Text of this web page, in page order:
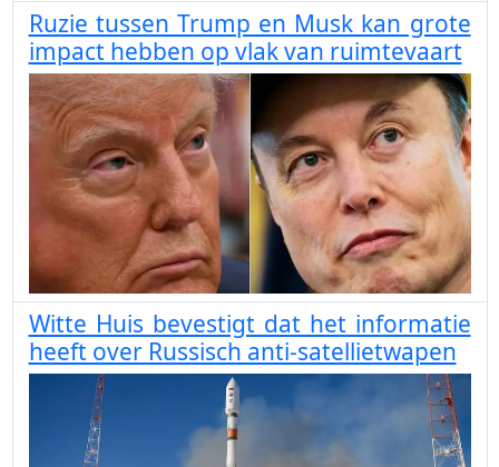
Ruzie tussen Trump en Musk kan grote
impact hebben op vlak van ruimtevaart
Witte Huis bevestigt dat het informatie
heeft over Russisch anti-satellietwapen